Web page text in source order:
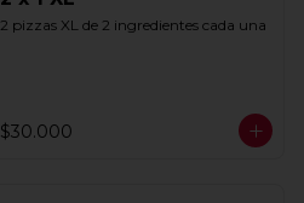
2 pizzas XL de 2 ingredientes cada una
$30.000